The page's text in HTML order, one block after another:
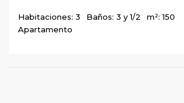
Habitaciones: 3 Baños: 3 y 1/2
m²: 150
Apartamento